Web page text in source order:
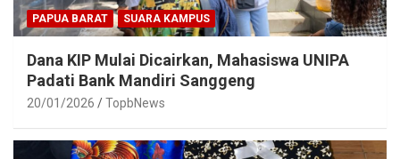
PAPUA BARAT SUARA KAMPUS
Dana KIP Mulai Dicairkan, Mahasiswa UNIPA
Padati Bank Mandiri Sanggeng
20/01/2026 TopbNews